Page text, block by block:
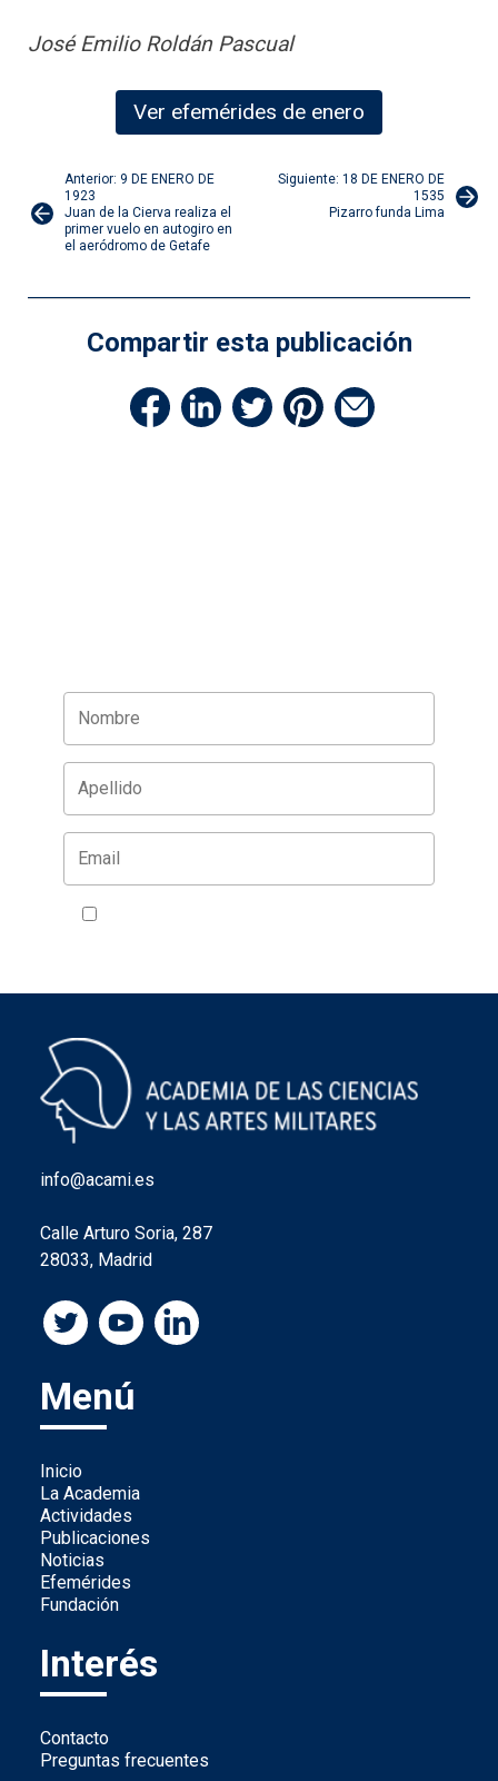
José Emilio Roldán Pascual
Ver efemérides de enero
Navegación
de
Anterior: 9 DE ENERO DE
1923
Juan de la Cierva realiza el
primer vuelo en autogiro en
el aeródromo de Getafe
Siguiente: 18 DE ENERO DE
1535
Pizarro funda Lima
Compartir esta publicación
info@acami.es
Calle Arturo Soria, 287
28033, Madrid
Menú
Inicio
La Academia
Actividades
Publicaciones
Noticias
Efemérides
Fundación
Interés
Contacto
Preguntas frecuentes